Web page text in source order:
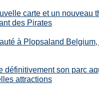
carte et un nouveau
des Pirates
à Plopsaland
définitivement son parc
attractions